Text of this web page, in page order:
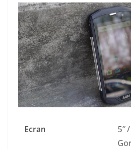
Ecran
5″